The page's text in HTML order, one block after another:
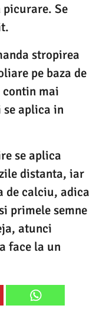
Se
stropirea
pe baza de
mai
aplica in
se aplica
distanta, iar
de calciu, adica
primele semne
atunci
face la un